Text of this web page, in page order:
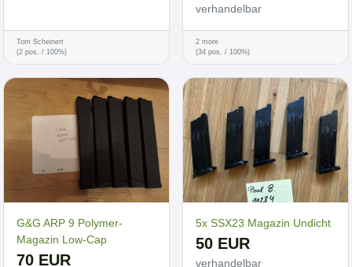
Tom Scheinert
(2 pos. / 100%)
verhandelbar
2 more
(34 pos. / 100%)
G&G ARP 9 Polymer-
Magazin Low-Cap
70 EUR
5x SSX23 Magazin Undicht
50 EUR
verhandelbar